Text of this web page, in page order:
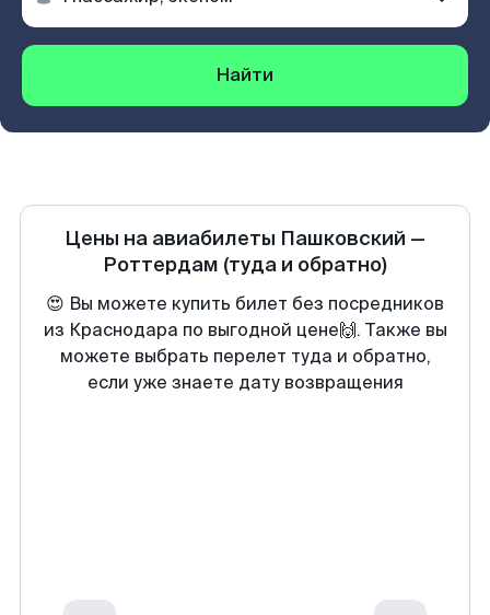
Найти
Цены на авиабилеты Пашковский —
Роттердам (туда и обратно)
😍 Вы можете купить билет без посредников
из Краснодара по выгодной цене🙌. Также вы
можете выбрать перелет туда и обратно,
если уже знаете дату возвращения